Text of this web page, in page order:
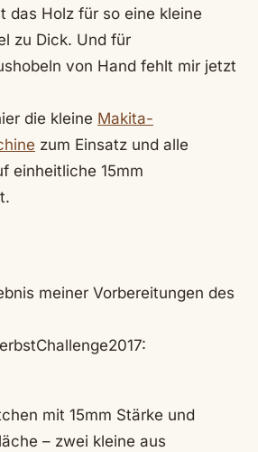
das Holz für so eine kleine
zu Dick. Und für
von Hand fehlt mir jetzt
die kleine Makita-
zum Einsatz und alle
einheitliche 15mm
meiner Vorbereitungen des
mit 15mm Stärke und
– zwei kleine aus